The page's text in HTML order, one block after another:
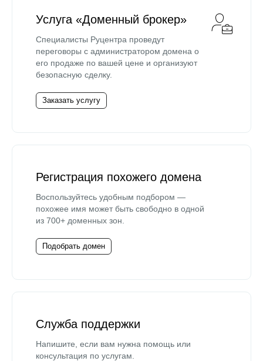
Услуга «Доменный брокер»
Специалисты Руцентра проведут
переговоры с администратором домена о
его продаже по вашей цене и организуют
безопасную сделку.
Заказать услугу
Регистрация похожего домена
Воспользуйтесь удобным подбором —
похожее имя может быть свободно в одной
из 700+ доменных зон.
Подобрать домен
Служба поддержки
Напишите, если вам нужна помощь или
консультация по услугам.